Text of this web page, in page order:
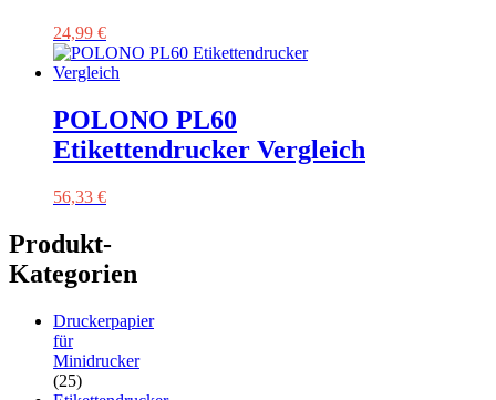
24,99 €
POLONO PL60
Etikettendrucker Vergleich
56,33 €
Produkt-
Kategorien
Druckerpapier
für
Minidrucker
(25)